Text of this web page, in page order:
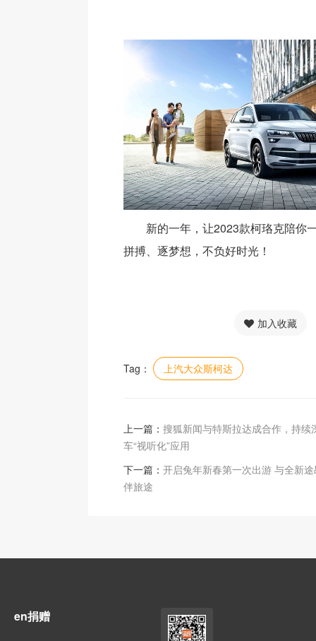
新的一年，让2023款柯珞克陪你
拼搏、逐梦想，不负好时光！
加入收藏
Tag： 上汽大众斯柯达
上一篇： 搜狐新闻与特斯拉达成合作，持续
车“视听化”应用
下一篇： 开启兔年新春第一次出游 与全新
伴旅途
en捐赠